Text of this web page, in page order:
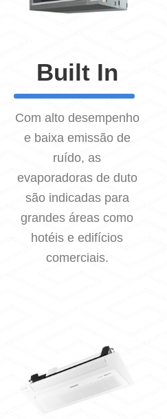
Built In
Com alto desempenho
e baixa emissão de
ruído, as
evaporadoras de duto
são indicadas para
grandes áreas como
hotéis e edifícios
comerciais.